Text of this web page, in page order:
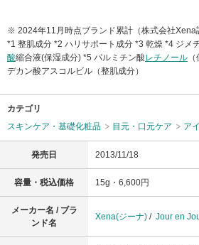
※ 2024年11月時点ブランド累計（株式会社Xena
*1 整肌成分 *2 ハリサポート成分 *3 乾燥 *4 ジメ
酸縮合液(保湿成分) *5 パルミチン酸レチノール
デカン酸アスコルビル（整肌成分）
カテゴリ
スキンケア・基礎化粧品
目元・口元ケア ア
発売日 2013/11/18
容量・税込価格 15g・6,600円
メーカー名 / ブラ
ンド名
Xena(ジーナ) / Jour en